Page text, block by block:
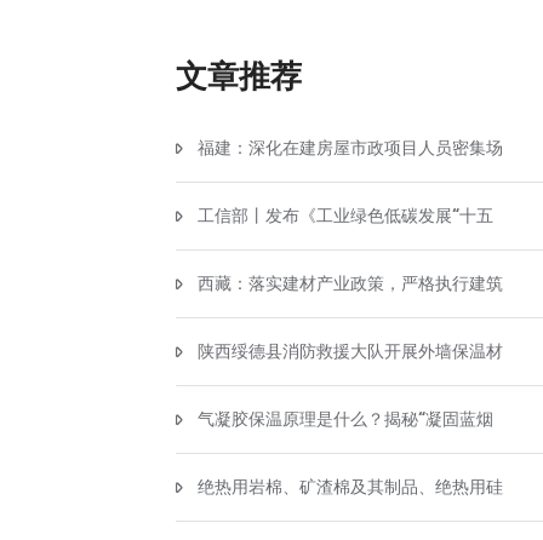
文章推荐
福建：深化在建房屋市政项目人员密集场
工信部丨发布《工业绿色低碳发展“十五
西藏：落实建材产业政策，严格执行建筑
陕西绥德县消防救援大队开展外墙保温材
气凝胶保温原理是什么？揭秘“凝固蓝烟
绝热用岩棉、矿渣棉及其制品、绝热用硅